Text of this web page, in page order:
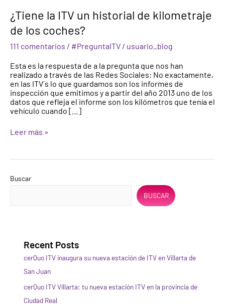
¿Tiene la ITV un historial de kilometraje
de los coches?
111 comentarios / #PreguntaITV / usuario_blog
Esta es la respuesta de a la pregunta que nos han
realizado a través de las Redes Sociales: No exactamente,
en las ITV´s lo que guardamos son los informes de
inspección que emitimos y a partir del año 2013 uno de los
datos que refleja el informe son los kilómetros que tenía el
vehículo cuando […]
¿Tiene
la
ITV
historial
kilometraje
de
los
coches?
Leer más »
Buscar
BUSCAR
Recent Posts
cerQuo ITV inaugura su nueva estación de ITV en Villarta de
San Juan
cerQuo ITV Villarta: tu nueva estación ITV en la provincia de
Ciudad Real